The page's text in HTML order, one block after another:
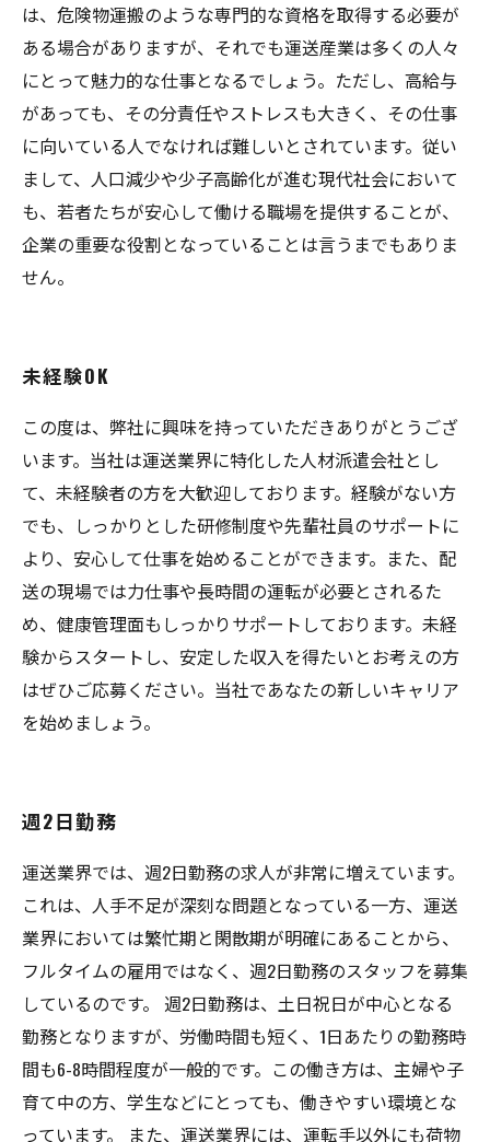
は、危険物運搬のような専門的な資格を取得する必要が
ある場合がありますが、それでも運送産業は多くの人々
にとって魅力的な仕事となるでしょう。ただし、高給与
があっても、その分責任やストレスも大きく、その仕事
に向いている人でなければ難しいとされています。従い
まして、人口減少や少子高齢化が進む現代社会において
も、若者たちが安心して働ける職場を提供することが、
企業の重要な役割となっていることは言うまでもありま
せん。
未経験OK
この度は、弊社に興味を持っていただきありがとうござ
います。当社は運送業界に特化した人材派遣会社とし
て、未経験者の方を大歓迎しております。経験がない方
でも、しっかりとした研修制度や先輩社員のサポートに
より、安心して仕事を始めることができます。また、配
送の現場では力仕事や長時間の運転が必要とされるた
め、健康管理面もしっかりサポートしております。未経
験からスタートし、安定した収入を得たいとお考えの方
はぜひご応募ください。当社であなたの新しいキャリア
を始めましょう。
週2日勤務
運送業界では、週2日勤務の求人が非常に増えています。
これは、人手不足が深刻な問題となっている一方、運送
業界においては繁忙期と閑散期が明確にあることから、
フルタイムの雇用ではなく、週2日勤務のスタッフを募集
しているのです。 週2日勤務は、土日祝日が中心となる
勤務となりますが、労働時間も短く、1日あたりの勤務時
間も6-8時間程度が一般的です。この働き方は、主婦や子
育て中の方、学生などにとっても、働きやすい環境とな
っています。 また、運送業界には、運転手以外にも荷物